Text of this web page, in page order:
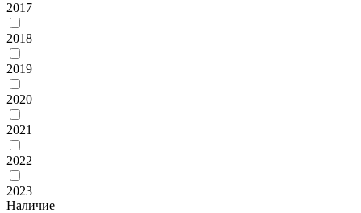
2017
2018
2019
2020
2021
2022
2023
Наличие